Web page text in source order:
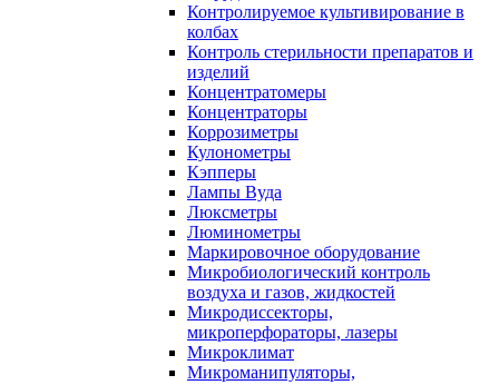
Контролируемое культивирование в
колбах
Контроль стерильности препаратов и
изделий
Концентратомеры
Концентраторы
Коррозиметры
Кулонометры
Кэпперы
Лампы Вуда
Люксметры
Люминометры
Маркировочное оборудование
Микробиологический контроль
воздуха и газов, жидкостей
Микродиссекторы,
микроперфораторы, лазеры
Микроклимат
Микроманипуляторы,